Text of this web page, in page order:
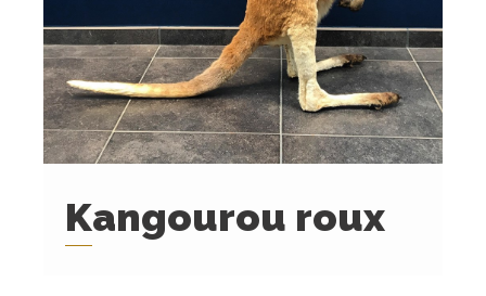
Kangourou roux